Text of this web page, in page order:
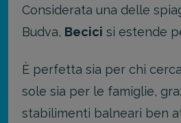
Considerata una delle
Budva, Becici si estende
È perfetta sia per chi
sole sia per le famiglie,
stabilimenti balneari ben